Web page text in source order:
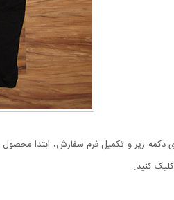
زیر و تکمیل فرم سفارش، ابتدا محصول
کنید.